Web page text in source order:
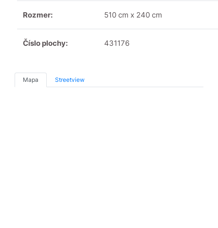
Rozmer: 510 cm x 240 cm
Číslo plochy: 431176
Mapa Streetview